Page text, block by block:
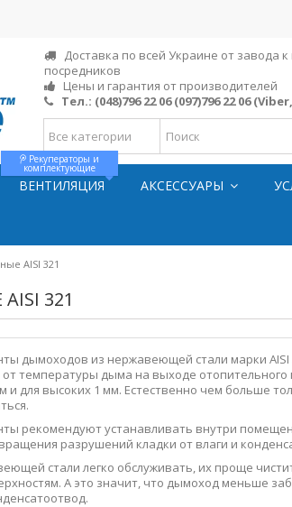
Доставка по всей Украине от завода
посредников
Цены и гарантия от производителей
Тел.: (048)796 22 06 (097)796 22 06
ВЕНТИЛЯЦИЯ
Рекуператоры и
комплектующие
АКСЕССУАРЫ
AISI 321
321
дымоходов из нержавеющей стали марки
от температуры дыма на выходе
и для высоких 1 мм. Естественно чем больше
рекомендуют устанавливать внутри
разрушений кладки от влаги и
стали легко обслуживать, их проще
А это значит, что дымоход меньше